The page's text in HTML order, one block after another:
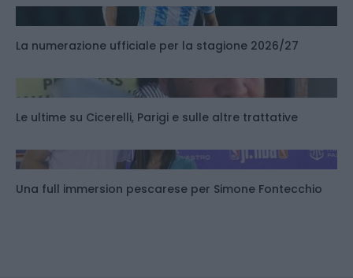
La numerazione ufficiale per la stagione 2026/27
Le ultime su Cicerelli, Parigi e sulle altre trattative
Una full immersion pescarese per Simone Fontecchio